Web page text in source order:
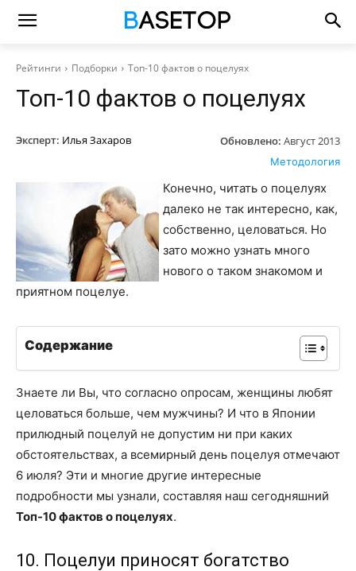
Рейтинги Подборки Топ-10 фактов о поцелуях
Топ-10 фактов о поцелуях
Эксперт: Илья Захаров Обновлено: Август 2013
Методология
Конечно, читать о поцелуях
далеко не так интересно, как,
собственно, целоваться. Но
зато можно узнать много
нового о таком знакомом и
приятном поцелуе.
Содержание
Знаете ли Вы, что согласно опросам, женщины любят
целоваться больше, чем мужчины? И что в Японии
прилюдный поцелуй не допустим ни при каких
обстоятельствах, а всемирный день поцелуя отмечают
6 июля? Эти и многие другие интересные
подробности мы узнали, составляя наш сегодняшний
Топ-10 фактов о поцелуях.
10. Поцелуи приносят богатство